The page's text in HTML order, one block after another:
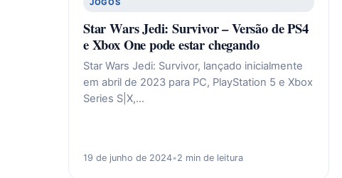
JOGOS
Star Wars Jedi: Survivor – Versão de PS4
e Xbox One pode estar chegando
Star Wars Jedi: Survivor, lançado inicialmente
em abril de 2023 para PC, PlayStation 5 e Xbox
Series S|X,…
19 de junho de 2024•2 min de leitura